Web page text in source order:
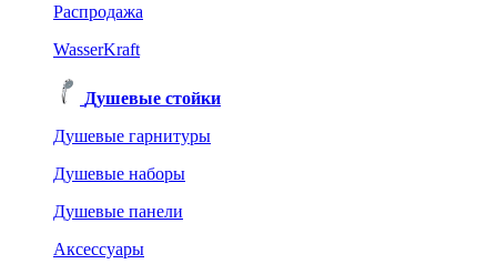
Распродажа
WasserKraft
Душевые стойки
Душевые гарнитуры
Душевые наборы
Душевые панели
Аксессуары